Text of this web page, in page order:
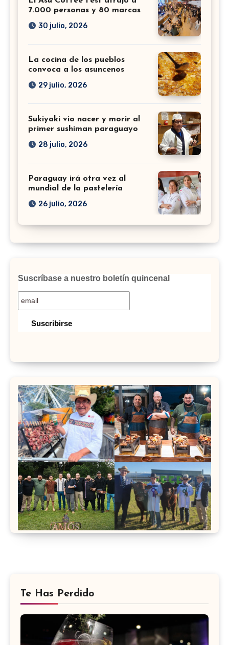
7.000 personas y 80 marcas
30 julio, 2026
La cocina de los pueblos
convoca a los asuncenos
29 julio, 2026
Sukiyaki vio nacer y morir al
primer sushiman paraguayo
28 julio, 2026
Paraguay irá otra vez al
mundial de la pastelería
26 julio, 2026
Suscríbase a nuestro boletín quincenal
Te Has Perdido